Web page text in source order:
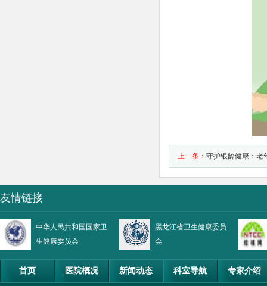
上一条：守护银龄健康：老
友情链接
中华人民共和国国家卫
生健康委员会
黑龙江省卫生健康委员
会
首页 医院概况 新闻动态 科室导航 专家介绍